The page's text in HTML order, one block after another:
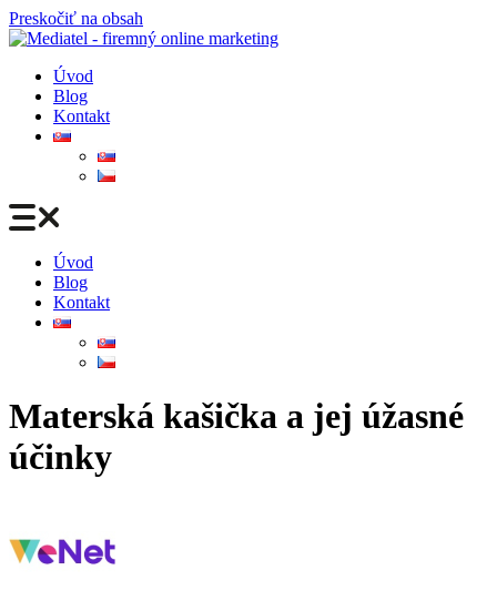
Preskočiť na obsah
Úvod
Blog
Kontakt
Úvod
Blog
Kontakt
Materská kašička a jej úžasné
účinky